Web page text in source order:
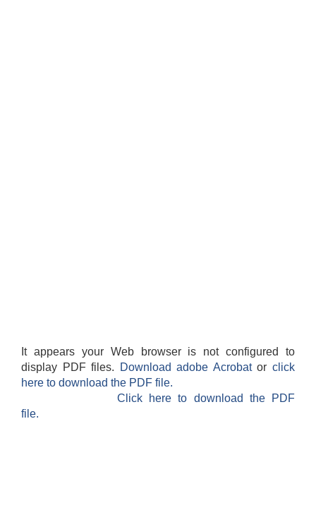
It appears your Web browser is not configured to
display PDF files.
Download adobe Acrobatorclick
here to download the PDF file.
Click here to download the PDF
file.